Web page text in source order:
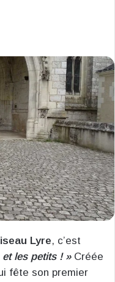
Lyre, c’est
les petits ! »Créée
fête son premier